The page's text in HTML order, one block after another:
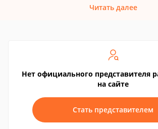
Читать далее
Нет официального представителя
на сайте
Стать представителем